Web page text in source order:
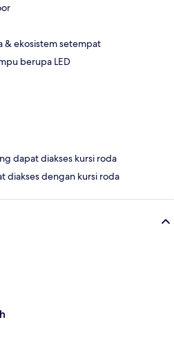
& ekosistem setempat
berupa LED
dapat diakses kursi roda
diakses dengan kursi roda